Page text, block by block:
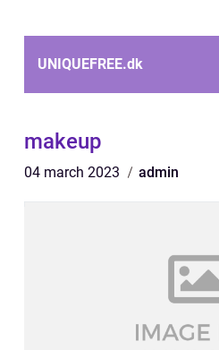
UNIQUEFREE.dk
makeup
04 march 2023 admin